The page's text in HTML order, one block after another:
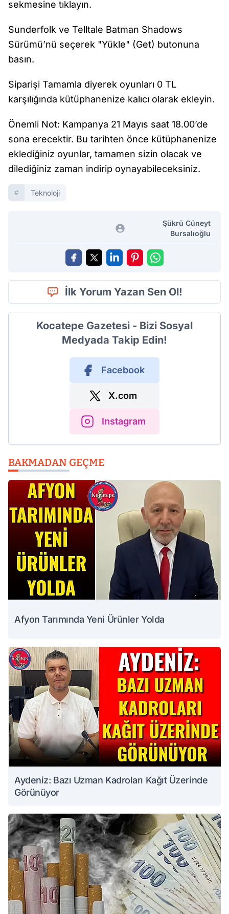
sekmesine tıklayın.
Sunderfolk ve Telltale Batman Shadows
Sürümü’nü seçerek "Yükle" (Get) butonuna
basın.
Siparişi Tamamla diyerek oyunları 0 TL
karşılığında kütüphanenize kalıcı olarak ekleyin.
Önemli Not: Kampanya 21 Mayıs saat 18.00’de
sona erecektir. Bu tarihten önce kütüphanenize
eklediğiniz oyunlar, tamamen sizin olacak ve
dilediğiniz zaman indirip oynayabileceksiniz.
Teknoloji
Şükrü Cüneyt
Bursalıoğlu
İlk Yorum Yazan Sen Ol!
Kocatepe Gazetesi - Bizi Sosyal
Medyada Takip Edin!
Facebook
X.com
Instagram
BAKMADAN GEÇME
Afyon Tarımında Yeni Ürünler Yolda
Aydeniz: Bazı Uzman Kadroları Kağıt Üzerinde
Görünüyor